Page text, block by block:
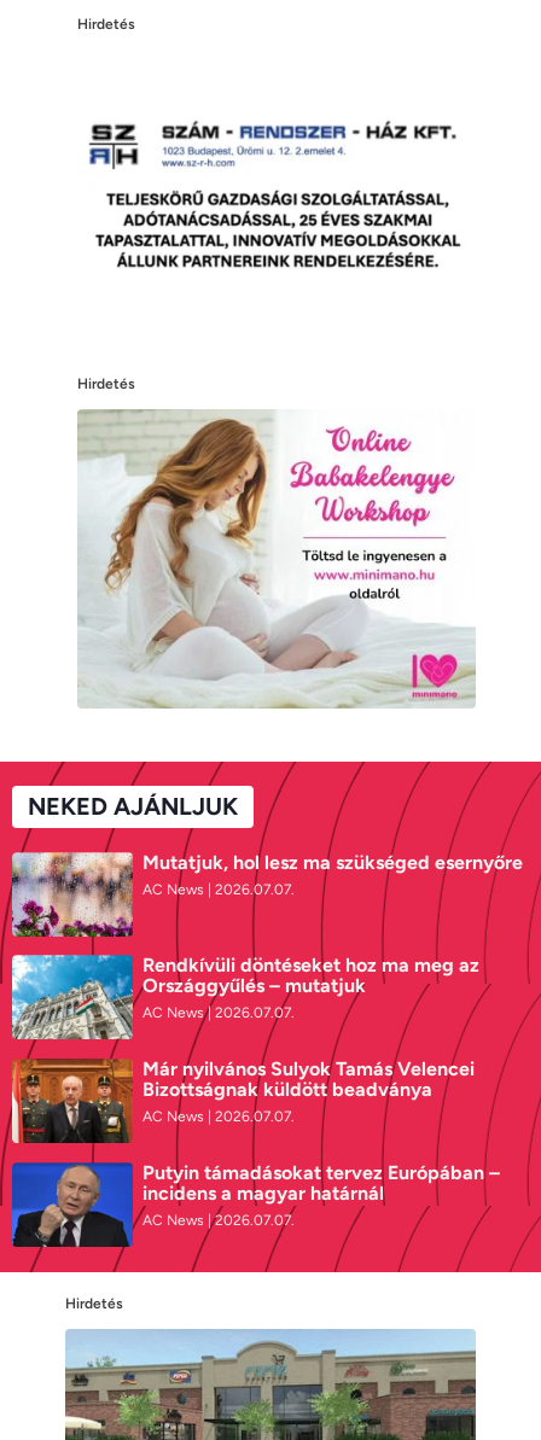
Hirdetés
Hirdetés
NEKED AJÁNLJUK
Mutatjuk, hol lesz ma szükséged esernyőre
AC News 2026.07.07.
Rendkívüli döntéseket hoz ma meg az
Országgyűlés – mutatjuk
AC News 2026.07.07.
Már nyilvános Sulyok Tamás Velencei
Bizottságnak küldött beadványa
AC News 2026.07.07.
Putyin támadásokat tervez Európában –
incidens a magyar határnál
AC News 2026.07.07.
Hirdetés